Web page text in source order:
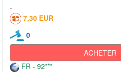
7,30 EUR
0
ACHETER
FR - 92***